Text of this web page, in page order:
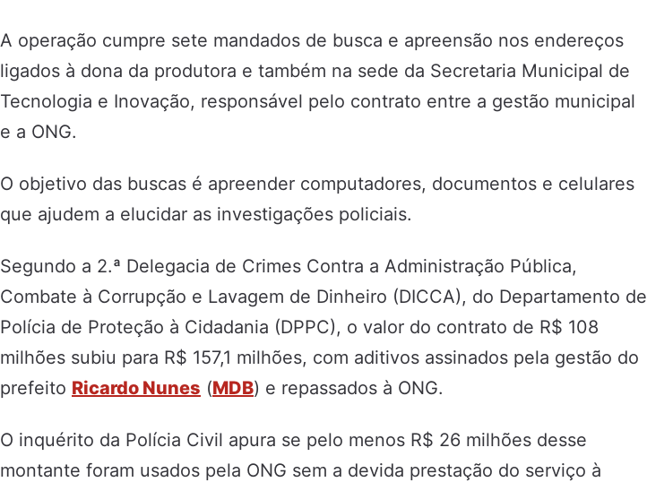
A operação cumpre sete mandados de busca e apreensão nos endereços
ligados à dona da produtora e também na sede da Secretaria Municipal de
Tecnologia e Inovação, responsável pelo contrato entre a gestão municipal
e a ONG.
O objetivo das buscas é apreender computadores, documentos e celulares
que ajudem a elucidar as investigações policiais.
Segundo a 2.ª Delegacia de Crimes Contra a Administração Pública,
Combate à Corrupção e Lavagem de Dinheiro (DICCA), do Departamento de
Polícia de Proteção à Cidadania (DPPC), o valor do contrato de R$ 108
milhões subiu para R$ 157,1 milhões, com aditivos assinados pela gestão do
prefeito Ricardo Nunes (MDB) e repassados à ONG.
O inquérito da Polícia Civil apura se pelo menos R$ 26 milhões desse
montante foram usados pela ONG sem a devida prestação do serviço à